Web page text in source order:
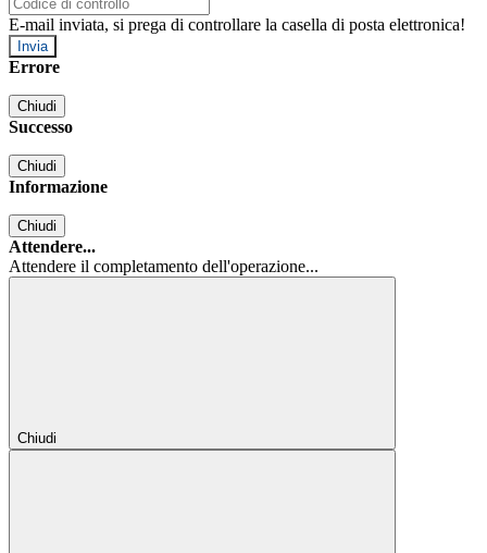
E-mail inviata, si prega di controllare la casella di posta elettronica!
Errore
Chiudi
Successo
Chiudi
Informazione
Chiudi
Attendere...
Attendere il completamento dell'operazione...
Chiudi